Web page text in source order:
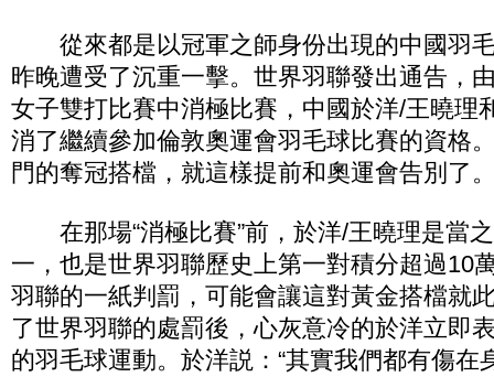
從來都是以冠軍之師身份出現的中國羽
昨晚遭受了沉重一擊。世界羽聯發出通告，
女子雙打比賽中消極比賽，中國於洋/王曉理
消了繼續參加倫敦奧運會羽毛球比賽的資格
門的奪冠搭檔，就這樣提前和奧運會告別了
在那場“消極比賽”前，於洋/王曉理是當
一，也是世界羽聯歷史上第一對積分超過10
羽聯的一紙判罰，可能會讓這對黃金搭檔就
了世界羽聯的處罰後，心灰意冷的於洋立即
的羽毛球運動。於洋説：“其實我們都有傷在